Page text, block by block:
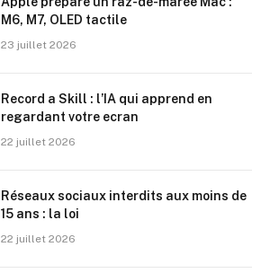
M6, M7, OLED tactile
23 juillet 2026
Record a Skill : l’IA qui apprend en
regardant votre ecran
22 juillet 2026
Réseaux sociaux interdits aux moins de
15 ans : la loi
22 juillet 2026